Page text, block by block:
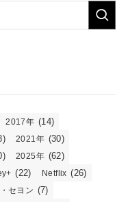
2017年 (14)
2021年 (30)
2025年 (62)
(22) Netflix (26)
セヨン (7)